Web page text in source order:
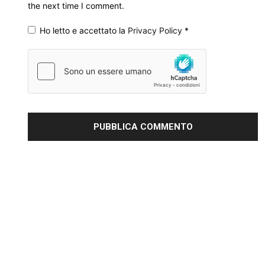
the next time I comment.
Ho letto e accettato la Privacy Policy *